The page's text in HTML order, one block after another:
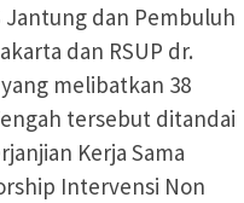
Jantung dan Pembuluh
dan RSUP dr.
melibatkan 38
tersebut ditandai
Kerja Sama
Intervensi Non